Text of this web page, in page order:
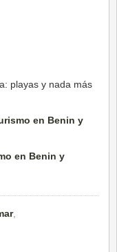
playas y nada más
,